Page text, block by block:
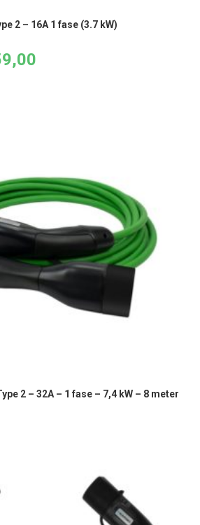
2 – 16A 1 fase (3.7 kW)
Prijsklasse:
€209,00
2 – 32A – 1 fase – 7,4 kW – 8 meter